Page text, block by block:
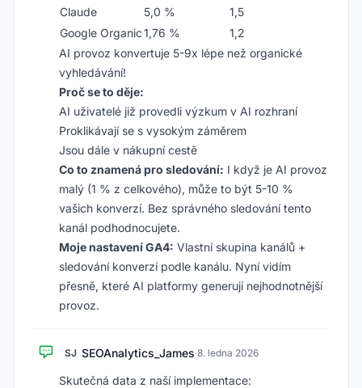
Claude
5,0 %
1,5
Google Organic1,76 %
1,2
AI provoz konvertuje 5-9x lépe než organické
vyhledávání!
Proč se to děje:
AI uživatelé již provedli výzkum v AI rozhraní
Proklikávají se s vysokým záměrem
Jsou dále v nákupní cestě
Co to znamená pro sledování: I když je AI provoz
malý (1 % z celkového), může to být 5-10 %
vašich konverzí. Bez správného sledování tento
kanál podhodnocujete.
Moje nastavení GA4: Vlastní skupina kanálů +
sledování konverzí podle kanálu. Nyní vidím
přesně, které AI platformy generují nejhodnotnější
provoz.
SJ SEOAnalytics_James·8. ledna 2026
Skutečná data z naší implementace: